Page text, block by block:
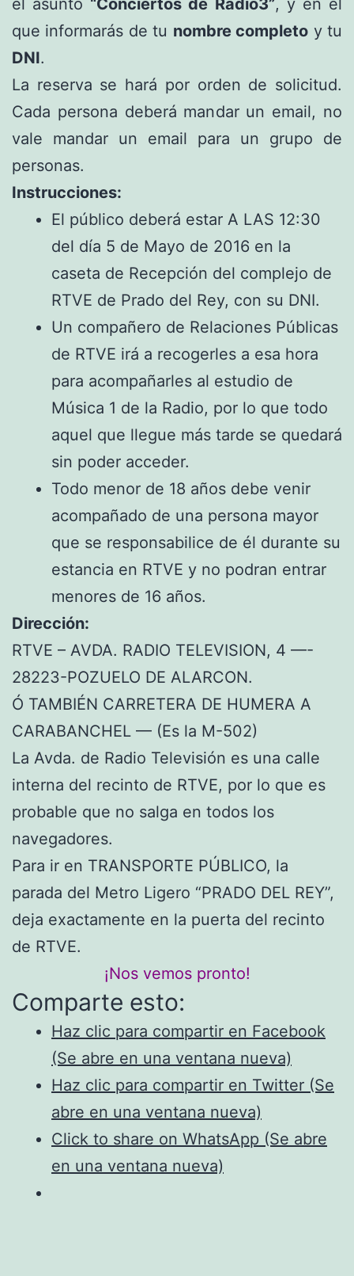
el asunto “Conciertos de Radio3”, y en el
que informarás de tu nombre completo y tu
DNI.
La reserva se hará por orden de solicitud.
Cada persona deberá mandar un email, no
vale mandar un email para un grupo de
personas.
Instrucciones:
El público deberá estar A LAS 12:30
del día 5 de Mayo de 2016 en la
caseta de Recepción del complejo de
RTVE de Prado del Rey, con su DNI.
Un compañero de Relaciones Públicas
de RTVE irá a recogerles a esa hora
para acompañarles al estudio de
Música 1 de la Radio, por lo que todo
aquel que llegue más tarde se quedará
sin poder acceder.
Todo menor de 18 años debe venir
acompañado de una persona mayor
que se responsabilice de él durante su
estancia en RTVE y no podran entrar
menores de 16 años.
Dirección:
RTVE – AVDA. RADIO TELEVISION, 4 —-
28223-POZUELO DE ALARCON.
Ó TAMBIÉN CARRETERA DE HUMERA A
CARABANCHEL — (Es la M-502)
La Avda. de Radio Televisión es una calle
interna del recinto de RTVE, por lo que es
probable que no salga en todos los
navegadores.
Para ir en TRANSPORTE PÚBLICO, la
parada del Metro Ligero “PRADO DEL REY”,
deja exactamente en la puerta del recinto
de RTVE.
¡Nos vemos pronto!
Comparte esto:
Haz clic para compartir en Facebook
(Se abre en una ventana nueva)
Haz clic para compartir en Twitter (Se
abre en una ventana nueva)
Click to share on WhatsApp (Se abre
en una ventana nueva)